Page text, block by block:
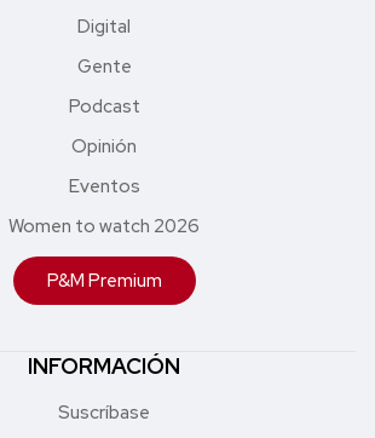
Digital
Gente
Podcast
Opinión
Eventos
Women to watch 2026
P&M Premium
INFORMACIÓN
Suscríbase